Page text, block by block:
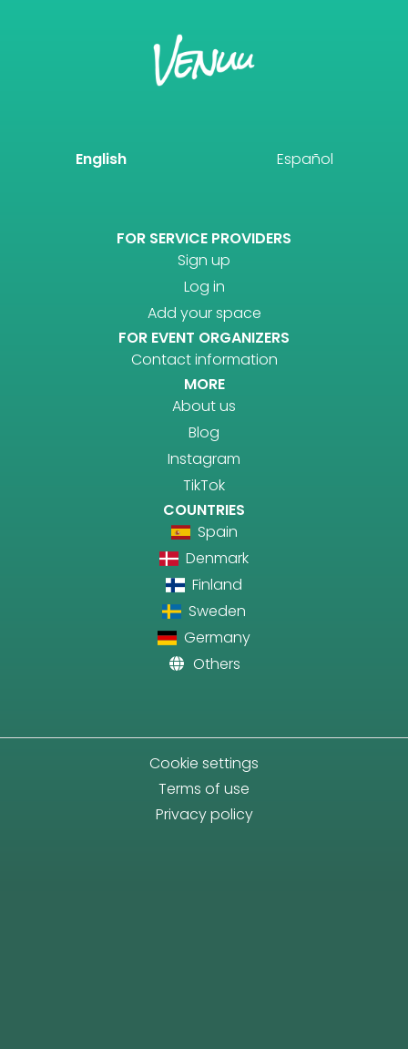
English Español
FOR SERVICE PROVIDERS
Sign up
Log in
Add your space
FOR EVENT ORGANIZERS
Contact information
MORE
About us
Blog
Instagram
TikTok
COUNTRIES
Spain
Denmark
Finland
Sweden
Germany
Others
Cookie settings
Terms of use
Privacy policy